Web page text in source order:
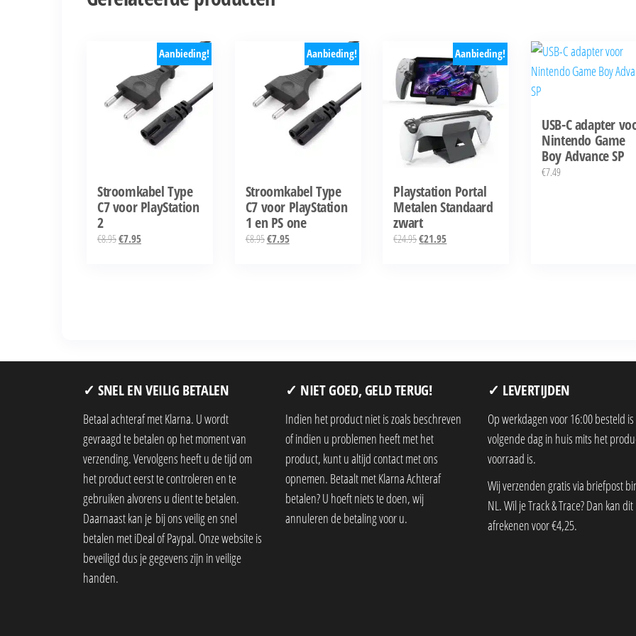
Aanbieding!
Stroomkabel Type
C7 voor PlayStation
2
€8.95Oorspronkelijke
€7.95Huidige
Aanbieding!
Stroomkabel Type
C7 voor PlayStation
1 en PS one
€8.95Oorspronkelijke
€7.95Huidige
Aanbieding!
Playstation Portal
Metalen Standaard
zwart
€24.95Oorspronkelijke
€21.95Huidige
USB-C adapter
Nintendo Game
Boy Advance SP
€7.49
✓ SNEL EN VEILIG BETALEN
Betaal achteraf met Klarna. U wordt
gevraagd te betalen op het moment van
verzending. Vervolgens heeft u de tijd om
het product eerst te controleren en te
gebruiken alvorens u dient te betalen.
Daarnaast kan je bij ons veilig en snel
betalen met iDeal of Paypal. Onze website is
beveiligd dus je gegevens zijn in veilige
handen.
✓ NIET GOED, GELD TERUG!
Indien het product niet is zoals beschreven
of indien u problemen heeft met het
product, kunt u altijd contact met ons
opnemen. Betaalt met Klarna Achteraf
betalen? U hoeft niets te doen, wij
annuleren de betaling voor u.
✓ LEVERTIJDEN
Op werkdagen voor 16:00 besteld
volgende dag in huis mits het
voorraad is.
Wij verzenden gratis via briefpost
NL. Wil je Track & Trace? Dan kan
afrekenen voor €4,25.